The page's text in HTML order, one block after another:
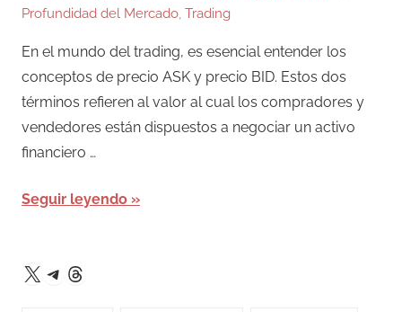
Profundidad del Mercado, Trading
En el mundo del trading, es esencial entender los
conceptos de precio ASK y precio BID. Estos dos
términos refieren al valor al cual los compradores y
vendedores están dispuestos a negociar un activo
financiero …
Seguir leyendo
X Telegram
Threads